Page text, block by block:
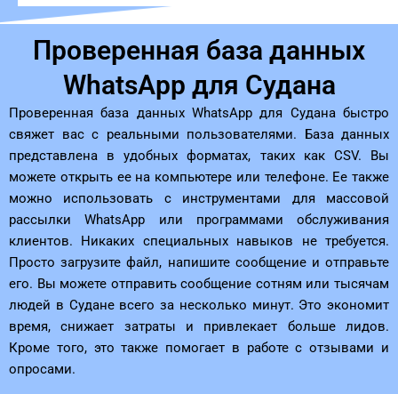
Проверенная база данных
WhatsApp для Судана
Проверенная база данных WhatsApp для Судана быстро
свяжет вас с реальными пользователями. База данных
представлена ​​в удобных форматах, таких как CSV. Вы
можете открыть ее на компьютере или телефоне. Ее также
можно использовать с инструментами для массовой
рассылки WhatsApp или программами обслуживания
клиентов. Никаких специальных навыков не требуется.
Просто загрузите файл, напишите сообщение и отправьте
его. Вы можете отправить сообщение сотням или тысячам
людей в Судане всего за несколько минут. Это экономит
время, снижает затраты и привлекает больше лидов.
Кроме того, это также помогает в работе с отзывами и
опросами.